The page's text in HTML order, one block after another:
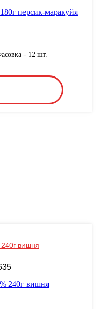
- 12 шт.
вишня